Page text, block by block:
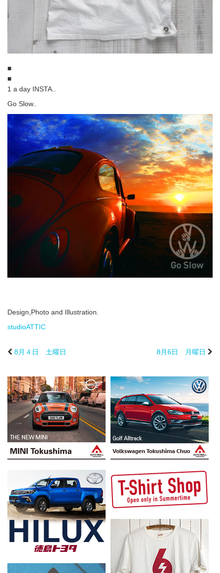
■
■
1 a day INSTA..
Go Slow..
Design,Photo and Illustration.
studioATTIC
8月４日 土曜日 8月6日 月曜日